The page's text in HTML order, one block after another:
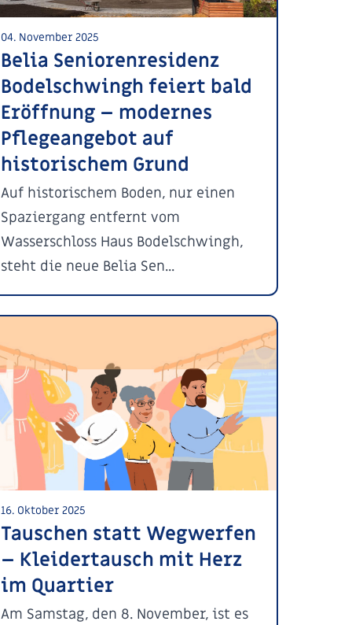
04. November 2025
Belia Seniorenresidenz
Bodelschwingh feiert bald
Eröffnung – modernes
Pflegeangebot auf
historischem Grund
Auf historischem Boden, nur einen
Spaziergang entfernt vom
Wasserschloss Haus Bodelschwingh,
steht die neue Belia Sen...
16. Oktober 2025
Tauschen statt Wegwerfen
– Kleidertausch mit Herz
im Quartier
Am Samstag, den 8. November, ist es